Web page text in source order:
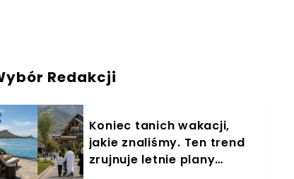
Redakcji
Koniec tanich wakacji,
jakie znaliśmy. Ten trend
zrujnuje letnie plany